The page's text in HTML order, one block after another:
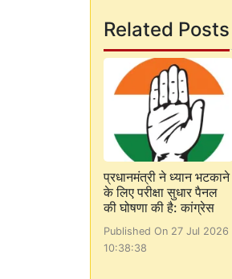
Related Posts
प्रधानमंत्री ने ध्यान भटकाने
के लिए परीक्षा सुधार पैनल
की घोषणा की है: कांग्रेस
Published On 27 Jul 2026
10:38:38